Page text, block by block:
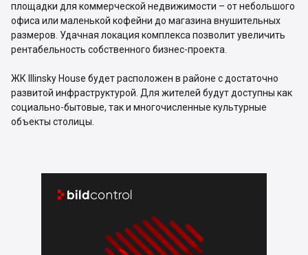
площадки для коммерческой недвижимости – от небольшого
офиса или маленькой кофейни до магазина внушительных
размеров. Удачная локация комплекса позволит увеличить
рентабельность собственного бизнес-проекта.
ЖК Illinsky House будет расположен в районе с достаточно
развитой инфраструктурой. Для жителей будут доступны как
социально-бытовые, так и многочисленные культурные
объекты столицы.
 